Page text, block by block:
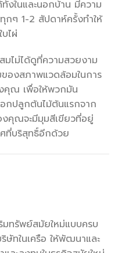
งในและนอกบ้าน มีความ
ๆ 1-2 สัปดาห์ครั้งทำให้
ไผ่
สมไม่ได้ดูที่ความสวยงาม
องสภาพแวดล้อมในการ
คุณ เพื่อให้พวกมัน
กปลูกต้นไม้ต้นแรกจาก
คุณจะมีมุมสีเขียวที่อยู่
ที่บริสุทธิ์อีกด้วย
มทรัพย์สมัยใหม่แบบครบ
ษัทในเครือ ให้พัฒนาและ